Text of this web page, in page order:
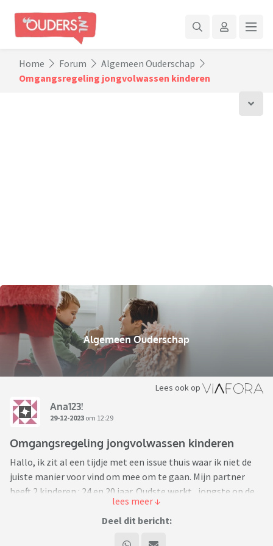
Home Forum
Algemeen Ouderschap
Omgangsregeling jongvolwassen kinderen
Algemeen Ouderschap
Lees ook op
Ana123!
29-12-2023 om 12:29
Omgangsregeling jongvolwassen kinderen
Hallo, ik zit al een tijdje met een issue thuis waar ik niet de
juiste manier voor vind om mee om te gaan. Mijn partner
heeft 2 kinderen : 24 en 20 jaar. Oudste werkt , jongste op de
hogeschool. Gezien de leeftijd van de kinderen willen wij de “
omgangsregeling “ aanpassen maar weten niet goed hoe dit
Deel dit bericht: